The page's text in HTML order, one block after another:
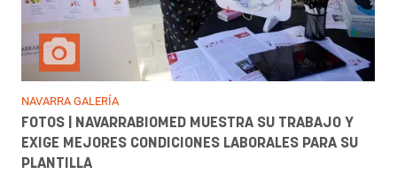
NAVARRA GALERÍA
FOTOS | NAVARRABIOMED MUESTRA SU TRABAJO Y
EXIGE MEJORES CONDICIONES LABORALES PARA SU
PLANTILLA